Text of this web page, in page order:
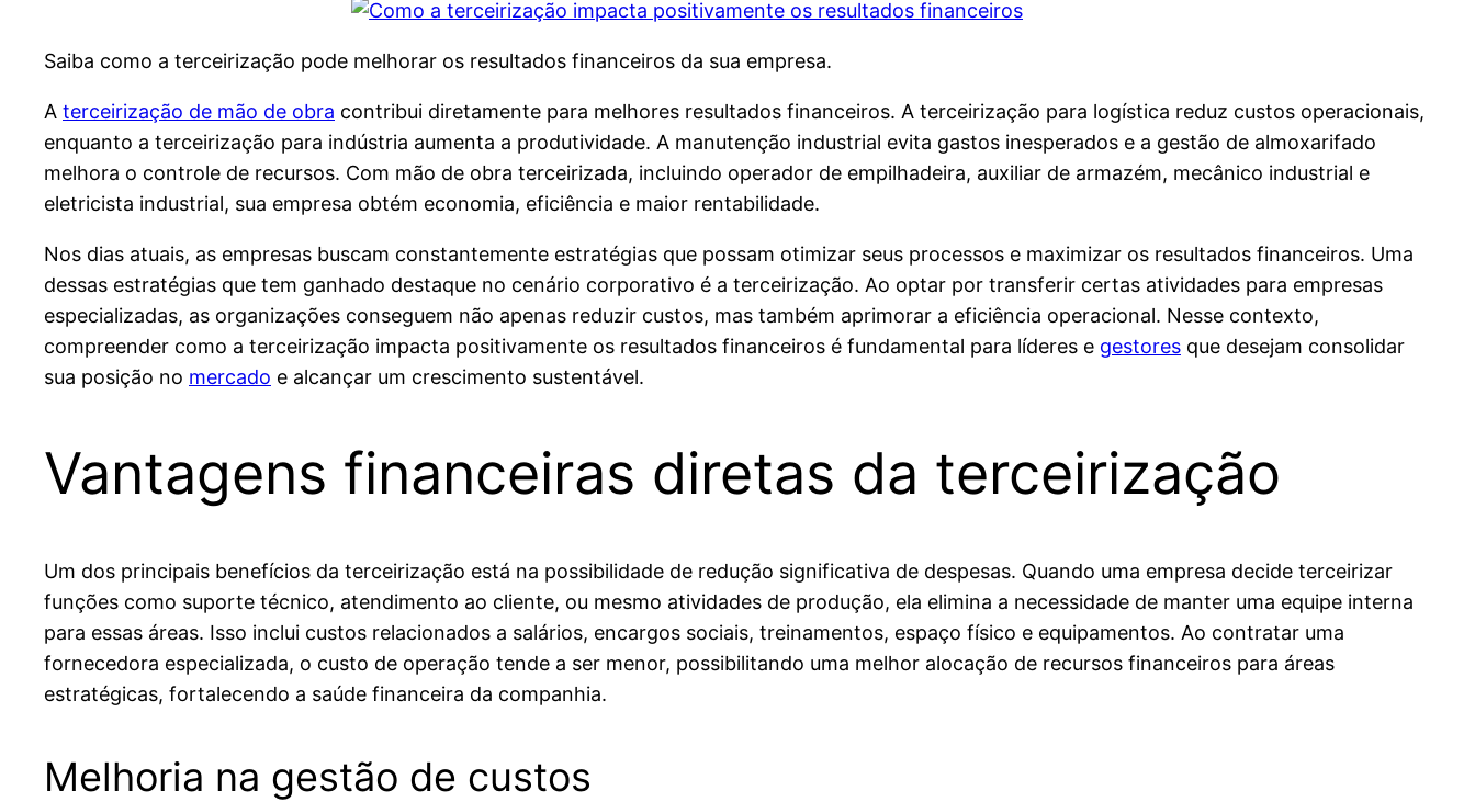
Saiba como a terceirização pode melhorar os resultados financeiros da sua empresa.
A terceirização de mão de obra contribui diretamente para melhores resultados financeiros. A terceirização para logística reduz custos operacionais,
enquanto a terceirização para indústria aumenta a produtividade. A manutenção industrial evita gastos inesperados e a gestão de almoxarifado
melhora o controle de recursos. Com mão de obra terceirizada, incluindo operador de empilhadeira, auxiliar de armazém, mecânico industrial e
eletricista industrial, sua empresa obtém economia, eficiência e maior rentabilidade.
Nos dias atuais, as empresas buscam constantemente estratégias que possam otimizar seus processos e maximizar os resultados financeiros. Uma
dessas estratégias que tem ganhado destaque no cenário corporativo é a terceirização. Ao optar por transferir certas atividades para empresas
especializadas, as organizações conseguem não apenas reduzir custos, mas também aprimorar a eficiência operacional. Nesse contexto,
compreender como a terceirização impacta positivamente os resultados financeiros é fundamental para líderes e gestores que desejam consolidar
sua posição no mercado e alcançar um crescimento sustentável.
Vantagens financeiras diretas da terceirização
Um dos principais benefícios da terceirização está na possibilidade de redução significativa de despesas. Quando uma empresa decide terceirizar
funções como suporte técnico, atendimento ao cliente, ou mesmo atividades de produção, ela elimina a necessidade de manter uma equipe interna
para essas áreas. Isso inclui custos relacionados a salários, encargos sociais, treinamentos, espaço físico e equipamentos. Ao contratar uma
fornecedora especializada, o custo de operação tende a ser menor, possibilitando uma melhor alocação de recursos financeiros para áreas
estratégicas, fortalecendo a saúde financeira da companhia.
Melhoria na gestão de custos